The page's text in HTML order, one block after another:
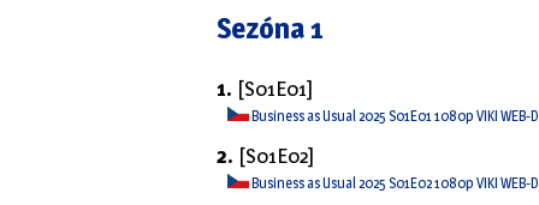
Sezóna 1
1. [S01E01]
Business as Usual 2025 S01E01 1080p VIKI WEB-
2. [S01E02]
Business as Usual 2025 S01E02 1080p VIKI WEB-